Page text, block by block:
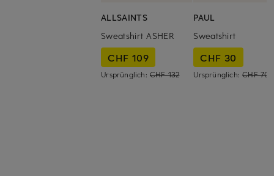
ALLSAINTS
Sweatshirt ASHER
CHF 109
Ursprünglich: CHF 132
PAUL
Sweatshirt
CHF 30
Ursprünglich:CHF 70